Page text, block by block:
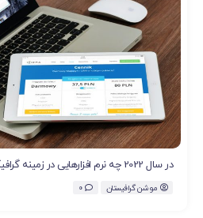
در سال 2022 چه نرم افزارهایی در زمینه گرافیک کا...
موشن گرافیستان 0